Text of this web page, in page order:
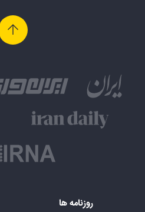
روزنامه ها